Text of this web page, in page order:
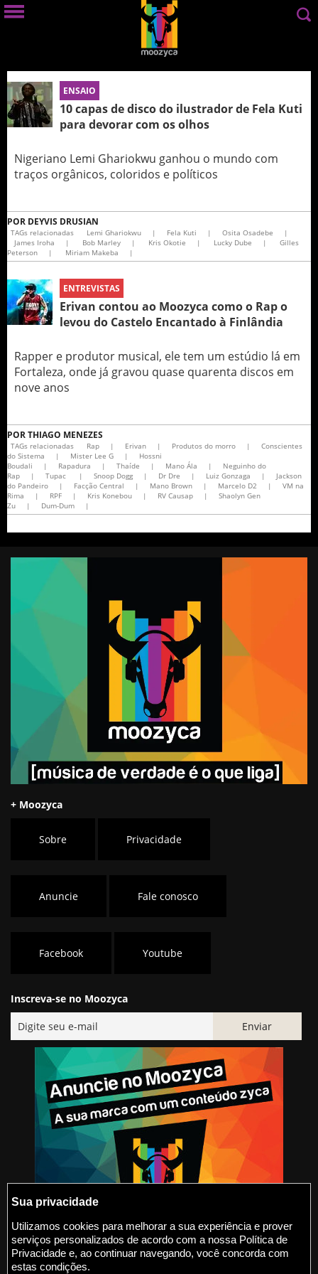
ENSAIO
10 capas de disco do ilustrador de Fela Kuti
para devorar com os olhos
Nigeriano Lemi Ghariokwu ganhou o mundo com
traços orgânicos, coloridos e políticos
POR DEYVIS DRUSIAN
TAGs relacionadas Lemi Ghariokwu | Fela Kuti | Osita Osadebe
|
James Iroha
| Bob Marley | Kris Okotie | Lucky Dube |
Gilles
Peterson
| Miriam Makeba |
ENTREVISTAS
Erivan contou ao Moozyca como o Rap o
levou do Castelo Encantado à Finlândia
Rapper e produtor musical, ele tem um estúdio lá em
Fortaleza, onde já gravou quase quarenta discos em
nove anos
PORTHIAGO MENEZES
TAGs relacionadas Rap | Erivan | Produtos do morro |
Conscientes
do Sistema
| Mister Lee G |
Hossni
Boudali
| Rapadura | Thaíde | Mano Ála |
Neguinho do
Rap
| Tupac | Snoop Dogg | Dr Dre | Luiz Gonzaga |
Jackson
do Pandeiro
| Facção Central | Mano Brown | Marcelo D2 |
VM na
Rima
| RPF | Kris Konebou | RV Causap |
Shaolyn Gen
Zu
| Dum-Dum |
+ Moozyca
Sobre Privacidade
Anuncie Fale conosco
Facebook Youtube
Inscreva-se no Moozyca
@2015-2026 Moozyca
Sua privacidade
Utilizamos cookies para melhorar a sua experiência e prover
serviços personalizados de acordo com a nossa Política de
Privacidade e, ao continuar navegando, você concorda com
estas condições.